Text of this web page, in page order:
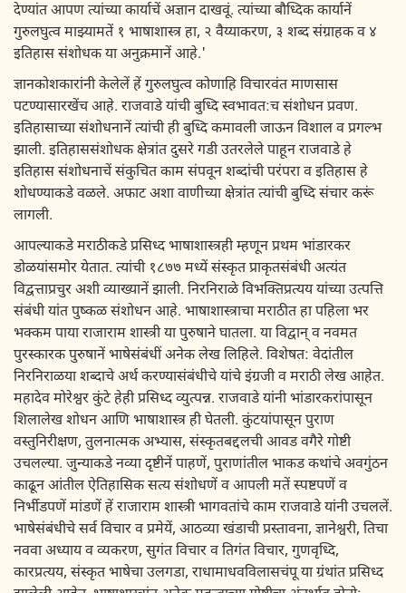
देण्यांत आपण त्यांच्या कार्याचें अज्ञान दाखवूं. त्यांच्या बौध्दिक कार्यानें
गुरुलघुत्व माझ्यामतें १ भाषाशास्त्र हा, २ वैय्याकरण, ३ शब्द संग्राहक व ४
इतिहास संशोधक या अनुक्रमानें आहे.'
ज्ञानकोशकारांनी केलेलें हें गुरुलघुत्व कोणाहि विचारवंत माणसास
पटण्यासारखेंच आहे. राजवाडे यांची बुध्दि स्वभावत:च संशोधन प्रवण.
इतिहासाच्या संशोधनानें त्यांची ही बुध्दि कमावली जाऊन विशाल व प्रगल्भ
झाली. इतिहाससंशोधक क्षेत्रांत दुसरे गडी उतरलेले पाहून राजवाडे हे
इतिहास संशोधनाचें संकुचित काम संपवून शब्दांची परंपरा व इतिहास हे
शोधण्याकडे वळले. अफाट अशा वाणीच्या क्षेत्रांत त्यांची बुध्दि संचार करूं
लागली.
आपल्याकडे मराठीकडे प्रसिध्द भाषाशास्त्रही म्हणून प्रथम भांडारकर
डोळयांसमोर येतात. त्यांची १८७७ मध्यें संस्कृत प्राकृतसंबंधी अत्यंत
विद्वत्ताप्रचुर अशी व्याख्यानें झाली. निरनिराळे विभक्तिप्रत्यय यांच्या उत्पत्ति
संबंधी यांत पुष्कळ संशोधन आहे. भाषाशास्त्राचा मराठीत हा पहिला भर
भक्कम पाया राजाराम शास्त्री या पुरुषाने घातला. या विद्वान् व नवमत
पुरस्कारक पुरुषानें भाषेसंबंधीं अनेक लेख लिहिले. विशेषत: वेदांतील
निरनिराळया शब्दाचे अर्थ करण्यासंबंधीचे यांचे इंग्रजी व मराठी लेख आहेत.
महादेव मोरेश्वर कुंटे हेही प्रसिध्द व्युत्पन्न. राजवाडे यांनी भांडारकरांपासून
शिलालेख शोधन आणि भाषाशास्त्र ही घेतली. कुंटयांपासून पुराण
वस्तुनिरीक्षण, तुलनात्मक अभ्यास, संस्कृतबद्दलची आवड वगैरे गोष्टी
उचलल्या. जुन्याकडे नव्या दृष्टीनें पाहणें, पुराणांतील भाकड कथांचे अवगुंठन
काढून आंतील ऐतिहासिक सत्य संशोधणें व आपली मतें स्पष्टपणें व
निर्भीडपणें मांडणें हें राजाराम शास्त्री भागवतांचे काम राजवाडे यांनी उचललें.
भाषेसंबंधीचे सर्व विचार व प्रमेयें, आठव्या खंडाची प्रस्तावना, ज्ञानेश्वरी, तिचा
नववा अध्याय व व्यकरण, सुगंत विचार व तिगंत विचार, गुणवृध्दि,
कारप्रत्यय, संस्कृत भाषेचा उलगडा, राधामाधवविलासचंपू या ग्रंथांत प्रसिध्द